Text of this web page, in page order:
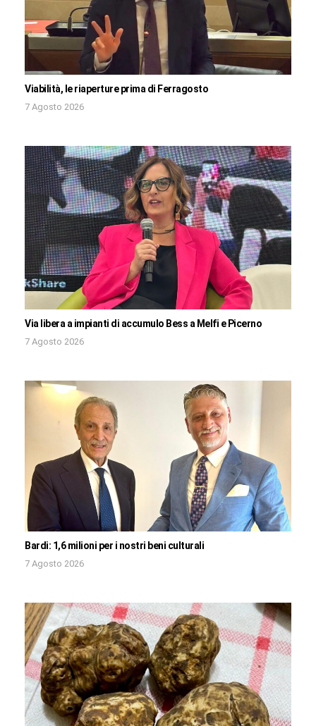
Viabilità, le riaperture prima di Ferragosto
7 Agosto 2026
Via libera a impianti di accumulo Bess a Melfi e Picerno
7 Agosto 2026
Bardi: 1,6 milioni per i nostri beni culturali
7 Agosto 2026